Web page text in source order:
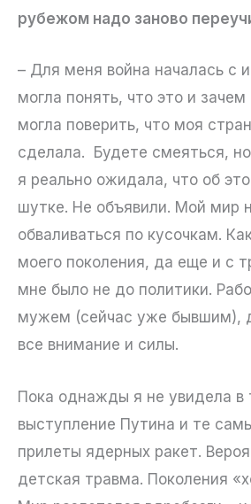
рубежом надо заново
– Для меня война началась с
могла понять, что это и
могла поверить, что моя
сделала. Будете смеяться,
я реально ожидала, что об
шутке. Не объявили. Мой мир
обваливаться по кусочкам.
моего поколения, да еще и с
мне было не до политики.
мужем (сейчас уже бывшим),
все внимание и силы.
Пока однажды я не увидела в
выступление Путина и те
прилеты ядерных ракет.
детская травма. Поколения